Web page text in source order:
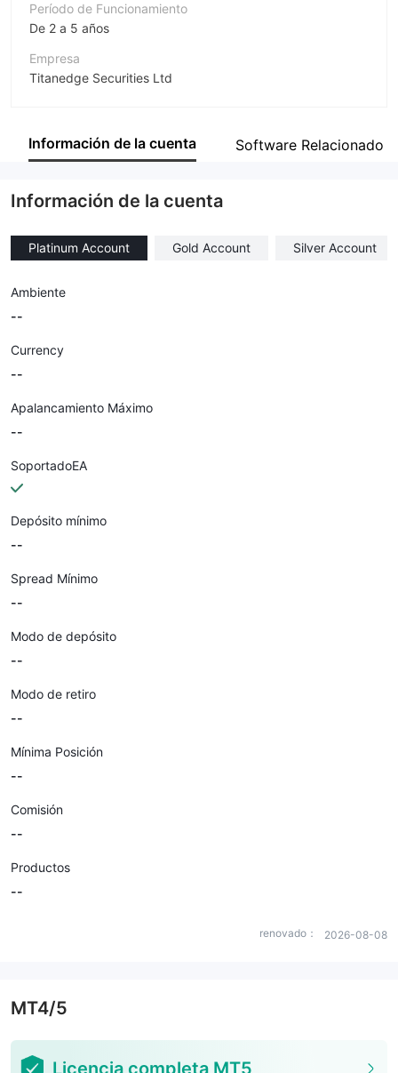
Período de Funcionamiento
De 2 a 5 años
Empresa
Titanedge Securities Ltd
Empleado de la empresa
Información de la cuenta Software Relacionado
Información de la cuenta
Platinum Account Gold Account Silver Account
Ambiente
--
Currency
--
Apalancamiento Máximo
--
SoportadoEA
Depósito mínimo
--
Spread Mínimo
--
Modo de depósito
--
Modo de retiro
--
Mínima Posición
--
Comisión
--
Productos
--
renovado： 2026-08-08
MT4/5
Licencia completa MT5